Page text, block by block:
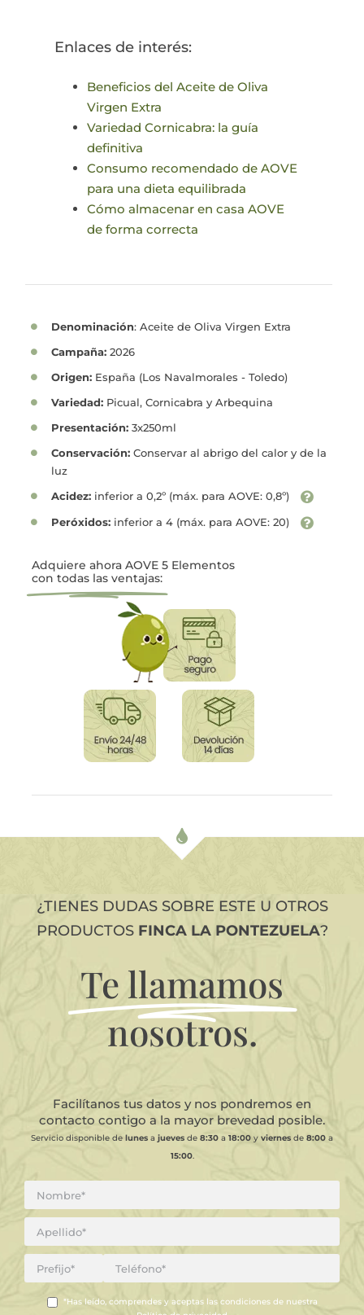
Enlaces de interés:
Beneficios del Aceite de Oliva
Virgen Extra
Variedad Cornicabra: la guía
definitiva
Consumo recomendado de AOVE
para una dieta equilibrada
Cómo almacenar en casa AOVE
de forma correcta
Denominación: Aceite de Oliva Virgen Extra
Campaña:2026
Origen:España (Los Navalmorales - Toledo)
Variedad:Picual, Cornicabra y Arbequina
Presentación:3x250ml
Conservación:Conservar al abrigo del calor y de la
luz
Acidez:inferior a 0,2º (máx. para AOVE: 0,8º)
Peróxidos:inferior a 4 (máx. para AOVE: 20)
Adquiere ahora AOVE 5 Elementos
con todas las ventajas:
¿TIENES DUDAS SOBRE ESTE U OTROS
PRODUCTOS FINCA LA PONTEZUELA?
Te llamamos
nosotros.
Facilítanos tus datos y nos pondremos en
contacto contigo a la mayor brevedad posible.
Servicio disponible de lunes a jueves de 8:30 a 18:00 y viernes de 8:00 a
15:00.
*Has leído, comprendes y aceptas las condiciones de nuestra